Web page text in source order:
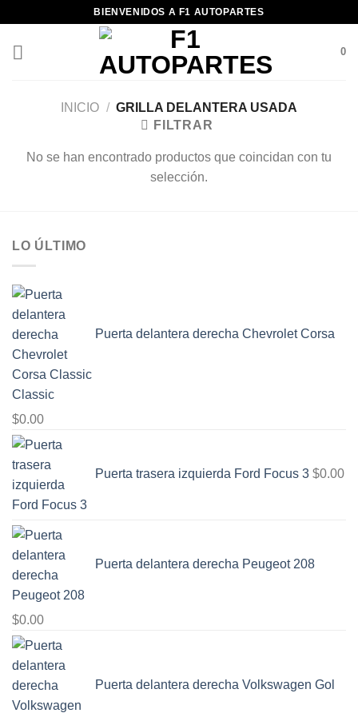
contenido
BIENVENIDOS A F1 AUTOPARTES
0
INICIO / GRILLA DELANTERA USADA
FILTRAR
No se han encontrado productos que coincidan con tu
selección.
LO ÚLTIMO
Puerta delantera derecha Chevrolet Corsa
Classic
$0.00
Puerta trasera izquierda Ford Focus 3 $0.00
Puerta delantera derecha Peugeot 208
$0.00
Puerta delantera derecha Volkswagen Gol